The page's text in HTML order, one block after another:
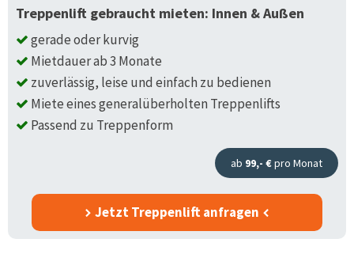
Treppenlift gebraucht mieten: Innen & Außen
gerade oder kurvig
Mietdauer ab 3 Monate
zuverlässig, leise und einfach zu bedienen
Miete eines generalüberholten Treppenlifts
Passend zu Treppenform
ab 99,- €pro Monat
Jetzt Treppenlift anfragen